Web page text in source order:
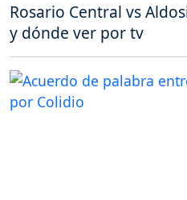
Rosario Central vs
y dónde ver por tv